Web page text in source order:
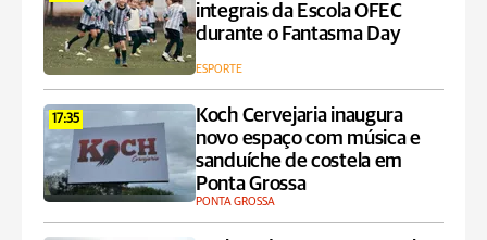
integrais da Escola OFEC
durante o Fantasma Day
ESPORTE
17:35
Koch Cervejaria inaugura
novo espaço com música e
sanduíche de costela em
Ponta Grossa
PONTA GROSSA